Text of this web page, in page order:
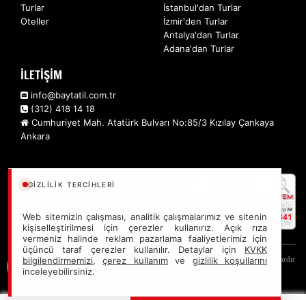
GIZLILIK TERCIHLERI
Web sitemizin çalışması, analitik çalışmalarımız ve sitenin
kişiselleştirilmesi için çerezler kullanırız. Açık rıza
vermeniz halinde reklam pazarlama faaliyetlerimiz için
üçüncü taraf çerezler kullanılır. Detaylar için KVKK
bilgilendirmemizi,çerez kullanımve gizlilik koşullarını
inceleyebilirsiniz.
Turlar
Oteller
İstanbul'dan Turlar
İzmir'den Turlar
Antalya'dan Turlar
Adana'dan Turlar
İLETİŞİM
info@baytatil.com.tr
(312) 418 14 18
Cumhuriyet Mah. Atatürk Bulvarı No:85/3 Kızılay Çankaya
Ankara
Sitemizde anılan tüm fiyatlar, geçerli kartlar ile tek ödemede, en ucuz başlangıç fiyatlardır
ve yeterli kontenjan olması durumunda geçerlidir.